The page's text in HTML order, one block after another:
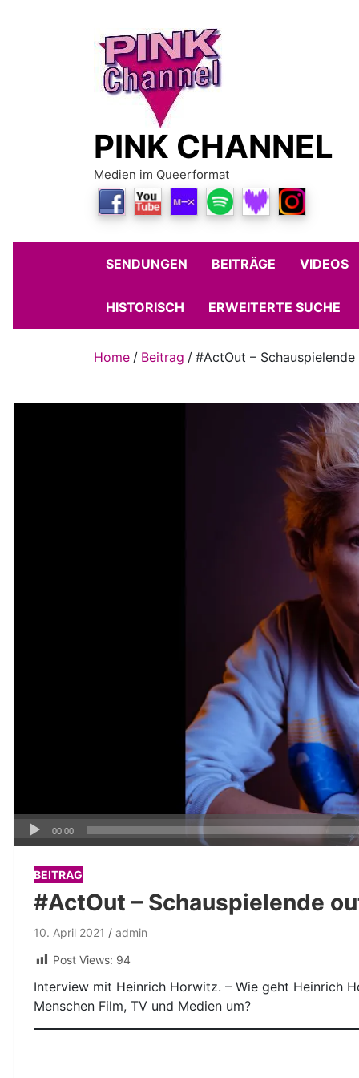
PINK CHANNEL
Medien im Queerformat
SENDUNGEN BEITRÄGE VIDEOS
HISTORISCH ERWEITERTE SUCHE
Home Beitrag #ActOut – Schauspielende
Audio-
00:00
BEITRAG
#ActOut – Schauspielende
10. April 2021
admin
Post Views: 94
Interview mit Heinrich Horwitz. – Wie geht Heinrich
Menschen Film, TV und Medien um?